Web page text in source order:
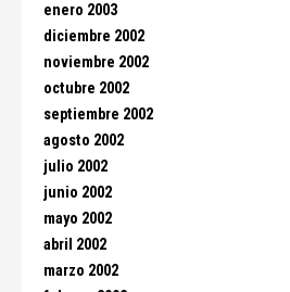
enero 2003
diciembre 2002
noviembre 2002
octubre 2002
septiembre 2002
agosto 2002
julio 2002
junio 2002
mayo 2002
abril 2002
marzo 2002